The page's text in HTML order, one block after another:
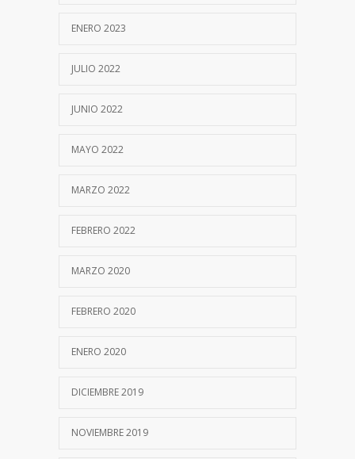
ENERO 2023
JULIO 2022
JUNIO 2022
MAYO 2022
MARZO 2022
FEBRERO 2022
MARZO 2020
FEBRERO 2020
ENERO 2020
DICIEMBRE 2019
NOVIEMBRE 2019